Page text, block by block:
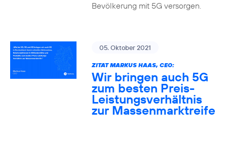
Bevölkerung mit 5G versorgen.
05. Oktober 2021
ZITAT MARKUS HAAS, CEO:
Wir bringen auch 5G
zum besten Preis-
Leistungsverhältnis
zur Massenmarktreife